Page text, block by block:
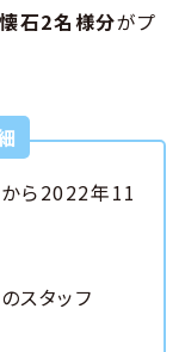
石2名様分がプ
ら2022年11
スタッフ